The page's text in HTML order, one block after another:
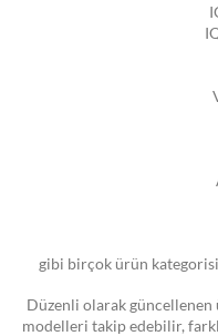
gibi birçok ürün
Düzenli olarak güncellenen
modelleri takip edebilir,